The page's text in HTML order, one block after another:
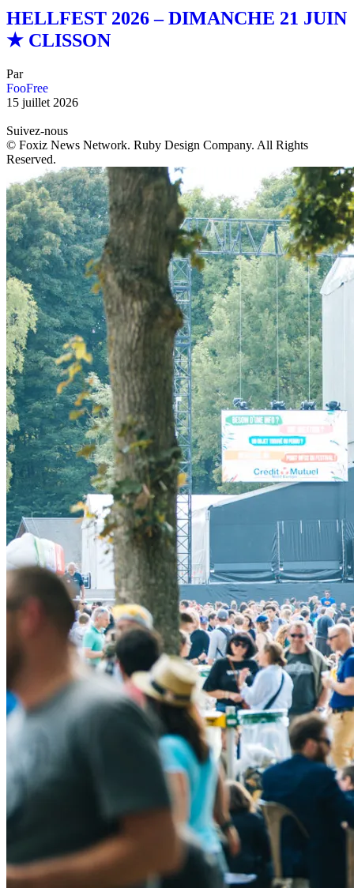
HELLFEST 2026 – DIMANCHE 21 JUIN
★ CLISSON
Par
FooFree
15 juillet 2026
Suivez-nous
© Foxiz News Network. Ruby Design Company. All Rights
Reserved.